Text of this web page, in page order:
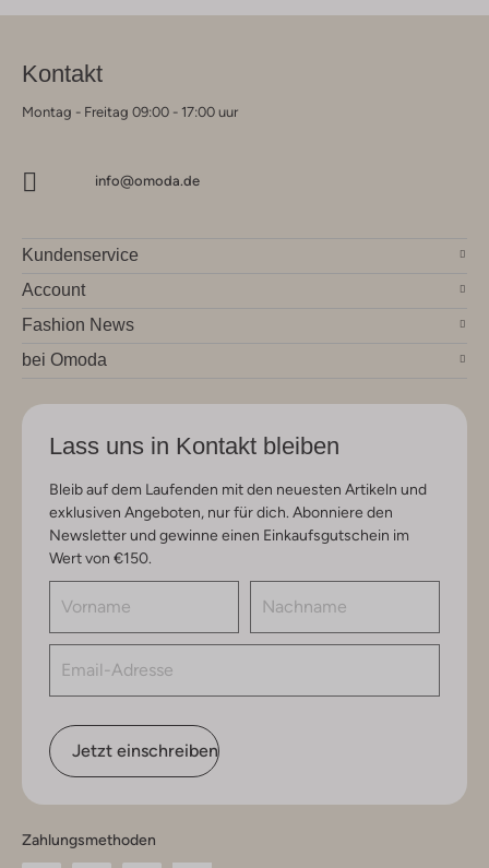
Kontakt
Montag - Freitag 09:00 - 17:00 uur
info@omoda.de
Kundenservice
Account
Fashion News
bei Omoda
Lass uns in Kontakt bleiben
Bleib auf dem Laufenden mit den neuesten Artikeln und
exklusiven Angeboten, nur für dich. Abonniere den
Newsletter und gewinne einen Einkaufsgutschein im
Wert von €150.
Jetzt einschreiben
Zahlungsmethoden